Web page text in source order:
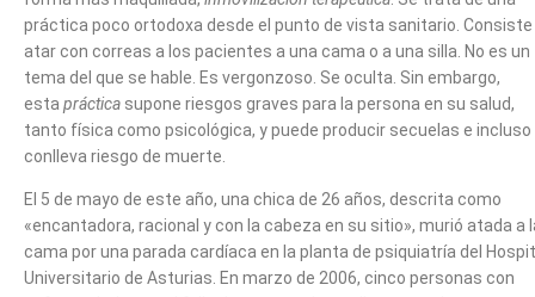
práctica poco ortodoxa desde el punto de vista sanitario. Consiste
atar con correas a los pacientes a una cama o a una silla. No es un
tema del que se hable. Es vergonzoso. Se oculta. Sin embargo,
esta práctica supone riesgos graves para la persona en su salud,
tanto física como psicológica, y puede producir secuelas e incluso
conlleva riesgo de muerte.
El 5 de mayo de este año, una chica de 26 años, descrita como
«encantadora, racional y con la cabeza en su sitio», murió atada a
cama por una parada cardíaca en la planta de psiquiatría del
Universitario de Asturias. En marzo de 2006, cinco personas con